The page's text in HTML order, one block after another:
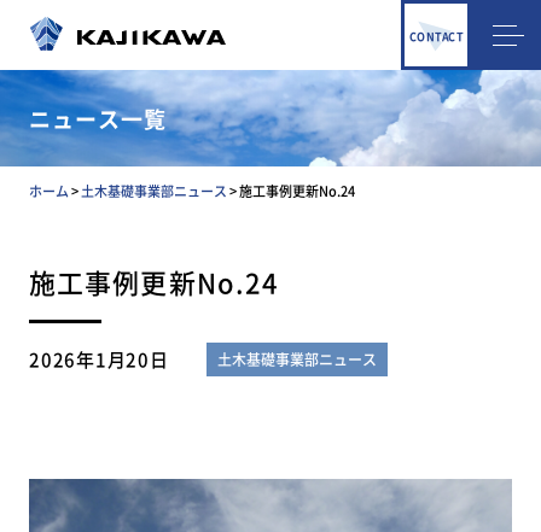
CONTACT
ニュース一覧
ホーム>土木基礎事業部ニュース>施工事例更新No.24
施工事例更新No.24
2026年1月20日 土木基礎事業部ニュース